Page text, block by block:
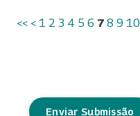
<< < 1 2 3 4 5 6 7 8 9 10
Enviar Submissão